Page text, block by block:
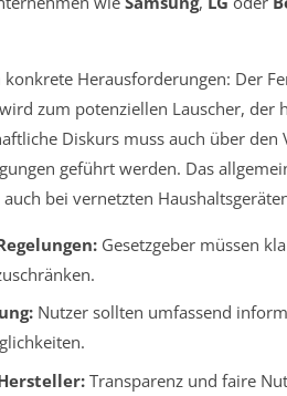
Herausforderungen: Der
zum potenziellen Lauscher, der
Diskurs muss auch über den
geführt werden. Das
bei vernetzten
Gesetzgeber müssen
Nutzer sollten umfassend
Transparenz und faire